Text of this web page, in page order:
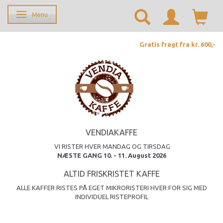
Skifte navigation
Menu
Gratis fragt fra kr. 600,-
VENDIAKAFFE
VI RISTER HVER MANDAG OG TIRSDAG
NÆSTE GANG 10. - 11. August 2026
ALTID FRISKRISTET KAFFE
ALLE KAFFER RISTES PÅ EGET MIKRORISTERI HVER FOR SIG MED
INDIVIDUEL RISTEPROFIL